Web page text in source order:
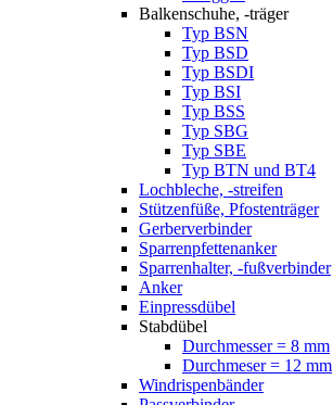
Balkenschuhe, -träger
Typ BSN
Typ BSD
Typ BSDI
Typ BSI
Typ BSS
Typ SBG
Typ SBE
Typ BTN und BT4
Lochbleche, -streifen
Stützenfüße, Pfostenträger
Gerberverbinder
Sparrenpfettenanker
Sparrenhalter, -fußverbinder
Anker
Einpressdübel
Stabdübel
Durchmesser = 8 mm
Durchmeser = 12 mm
Windrispenbänder